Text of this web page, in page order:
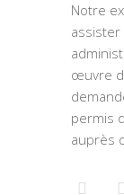
Notre
œuvre
permis
auprès